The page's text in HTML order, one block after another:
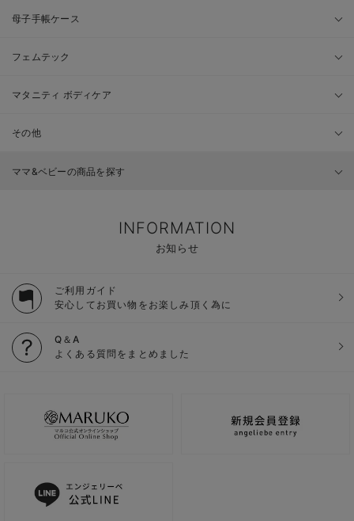
母子手帳ケース
フェムテック
マタニティ ボディケア
その他
ママ&ベビーの商品を探す
INFORMATION
お知らせ
ご利用ガイド
安心してお買い物をお楽しみ頂く為に
Q＆A
よくある質問をまとめました